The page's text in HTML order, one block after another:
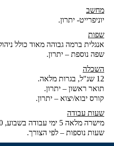
מחשב
יוניפרייט- יתרון.
שפות
אנגלית ברמה גבוהה מאוד כולל
שפה נוספת – יתרון.
השכלה
12 שנ"ל, בגרות מלאה.
תואר ראשון – יתרון.
קורס יבוא/יצוא – יתרון.
שעות עבודה
מישרה מלאה 5 ימי עבודה בשבוע, 08:00-17:00
שעות נוספות – לפי הצורך.